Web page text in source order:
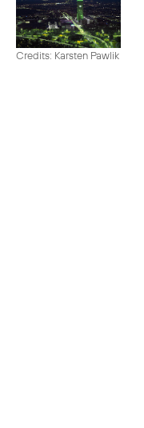
Credits: Karsten Pawlik